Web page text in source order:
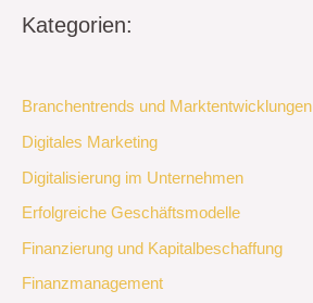
Kategorien:
Branchentrends und Marktentwicklungen
Digitales Marketing
Digitalisierung im Unternehmen
Erfolgreiche Geschäftsmodelle
Finanzierung und Kapitalbeschaffung
Finanzmanagement